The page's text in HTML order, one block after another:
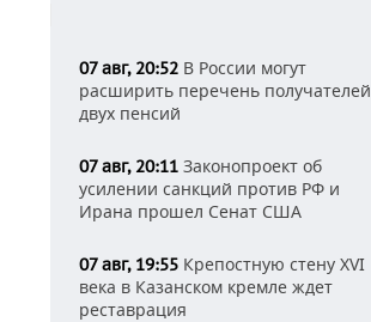
07 авг, 20:52 В России могут
расширить перечень получателей
двух пенсий
07 авг, 20:11 Законопроект об
усилении санкций против РФ и
Ирана прошел Сенат США
07 авг, 19:55 Крепостную стену XVI
века в Казанском кремле ждет
реставрация